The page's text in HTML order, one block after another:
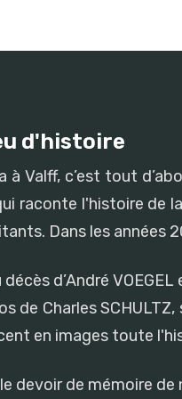
d'histoire
à Valff, c’est tout
raconte l'histoire de
Dans les années
décès d’André
de Charles
en images toute
devoir de mémoire